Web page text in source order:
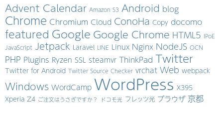
Advent Calendar Amazon S3 Android blog
Chrome Chromium Cloud ConoHa Copy docomo
featured Google Google Chrome HTML5 IPoE
JavaScript Jetpack Laravel LINE Linux Nginx NodeJS OCN
PHP Plugins Ryzen SSL steamvr ThinkPad Twitter
Twitter for Android Twitter Source Checker vrchat Web webpack
Windows WordCamp WordPress X395
Xperia Z4 ご注文はうさぎですか？ ドコモ光 フレッツ光 ブラウザ 京都